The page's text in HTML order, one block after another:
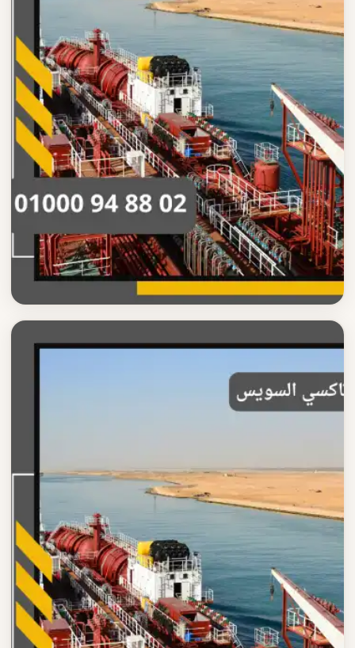
حجز تاكسي السويس بسهولة
احجز تاكسي السويس بكل سهولة وسرعة خدمة نقل موثوقة مع
سائق محترف اتصل الآن على 01000948802
اقرأ المزيد